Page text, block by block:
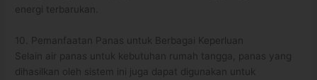
energi terbarukan.
10. Pemanfaatan Panas untuk Berbagai Keperluan
Selain air panas untuk kebutuhan rumah tangga, panas yang
dihasilkan oleh sistem ini juga dapat digunakan untuk